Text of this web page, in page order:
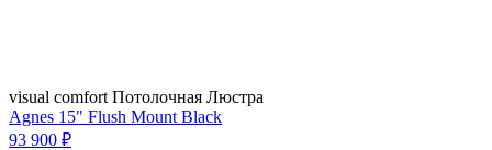
visual comfort Потолочная Люстра
Agnes 15" Flush Mount Black
93 900 ₽